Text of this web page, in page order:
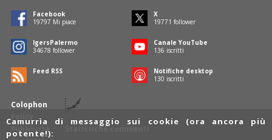
Colophon
Policy
Pubblicità
Statistiche commenti
Facebook
19797 Mi piace
X
19771 follower
IgersPalermo
34678 follower
Canale YouTube
136 iscritti
Feed RSS
Notifiche desktop
130 iscritti
Camurrìa di messaggio sui cookie (ora ancora più
potente!):